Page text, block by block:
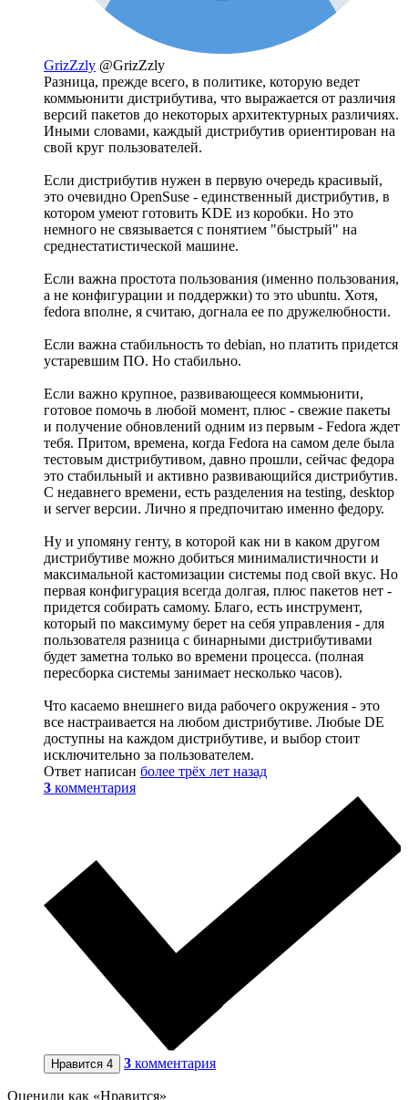
GrizZzly @GrizZzly
Разница, прежде всего, в политике, которую ведет
коммьюнити дистрибутива, что выражается от различия
версий пакетов до некоторых архитектурных различиях.
Иными словами, каждый дистрибутив ориентирован на
свой круг пользователей.
Если дистрибутив нужен в первую очередь красивый,
это очевидно OpenSuse - единственный дистрибутив, в
котором умеют готовить KDE из коробки. Но это
немного не связывается с понятием "быстрый" на
среднестатистической машине.
Если важна простота пользования (именно пользования,
а не конфигурации и поддержки) то это ubuntu. Хотя,
fedora вполне, я считаю, догнала ее по дружелюбности.
Если важна стабильность то debian, но платить придется
устаревшим ПО. Но стабильно.
Если важно крупное, развивающееся коммьюнити,
готовое помочь в любой момент, плюс - свежие пакеты
и получение обновлений одним из первым - Fedora ждет
тебя. Притом, времена, когда Fedora на самом деле была
тестовым дистрибутивом, давно прошли, сейчас федора
это стабильный и активно развивающийся дистрибутив.
С недавнего времени, есть разделения на testing, desktop
и server версии. Лично я предпочитаю именно федору.
Ну и упомяну генту, в которой как ни в каком другом
дистрибутиве можно добиться минималистичности и
максимальной кастомизации системы под свой вкус. Но
первая конфигурация всегда долгая, плюс пакетов нет -
придется собирать самому. Благо, есть инструмент,
который по максимуму берет на себя управления - для
пользователя разница с бинарными дистрибутивами
будет заметна только во времени процесса. (полная
пересборка системы занимает несколько часов).
Что касаемо внешнего вида рабочего окружения - это
все настраивается на любом дистрибутиве. Любые DE
доступны на каждом дистрибутиве, и выбор стоит
исключительно за пользователем.
Ответ написан более трёх лет назад
3 комментария
Нравится 4 3 комментария
Оценили как «Нравится»